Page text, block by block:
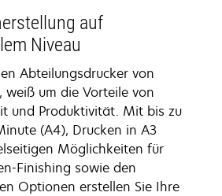
auf
Niveau
Abteilungsdrucker von
weiß um die Vorteile von
und Produktivität. Mit bis zu
(A4), Drucken in A3
Möglichkeiten für
Finishing sowie den
Optionen erstellen Sie Ihre